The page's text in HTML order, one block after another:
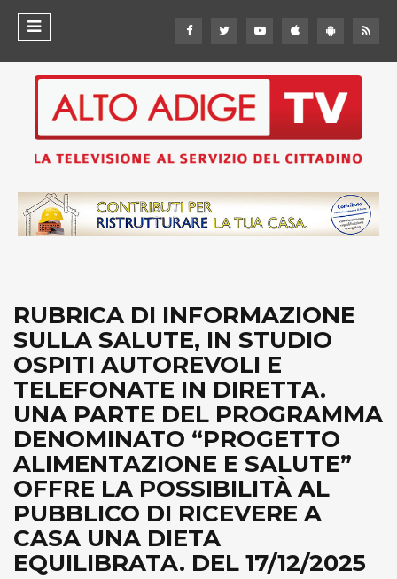
RUBRICA DI INFORMAZIONE
SULLA SALUTE, IN STUDIO
OSPITI AUTOREVOLI E
TELEFONATE IN DIRETTA.
UNA PARTE DEL PROGRAMMA
DENOMINATO “PROGETTO
ALIMENTAZIONE E SALUTE”
OFFRE LA POSSIBILITÀ AL
PUBBLICO DI RICEVERE A
CASA UNA DIETA
EQUILIBRATA. DEL 17/12/2025